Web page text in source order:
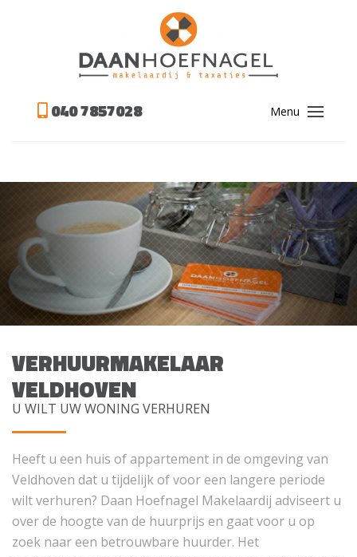
040 7857028
VERHUURMAKELAAR
VELDHOVEN
U WILT UW WONING VERHUREN
Heeft u een huis of appartement in de omgeving van
Veldhoven dat u tijdelijk of voor een langere periode
wilt verhuren? Daan Hoefnagel Makelaardij adviseert u
over de hoogte van de huurprijs en gaat voor u op
zoek naar een betrouwbare huurder. Het